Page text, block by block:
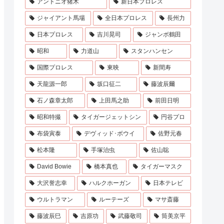
ジャイアント馬場 全日本プロレス 長州力
日本プロレス 吉川晃司 ジャンボ鶴田
昭和 力道山 スタンハンセン
国際プロレス 東映 新間寿
天龍源一郎 坂口征二 藤波辰爾
石ノ森章太郎 上田馬之助 前田日明
昭和特撮 タイガージェットシン 円谷プロ
布袋寅泰 デヴィッド･ボウイ 佐野元春
松本隆 手塚治虫 佐山聡
David Bowie 橋本真也 タイガーマスク
大沢誉志幸 ハルクホーガン 日本テレビ
ウルトラマン ルーテーズ マサ斎藤
藤波辰巳 吉原功 武藤敬司 筒美京平